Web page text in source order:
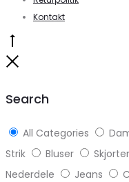
Kontakt
Search
All Categories
Strik
Bluser Skjorter
Nederdele
Jeans